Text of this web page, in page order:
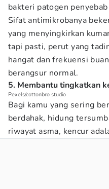
bakteri patogen
Sifat antimikrobanya
yang menyingkirkan
tapi pasti, perut yang
hangat dan frekuensi
berangsur normal.
5. Membantu tingkatkan
Pexels/cottonbro studio
Bagi kamu yang sering
berdahak, hidung
riwayat asma, kencur